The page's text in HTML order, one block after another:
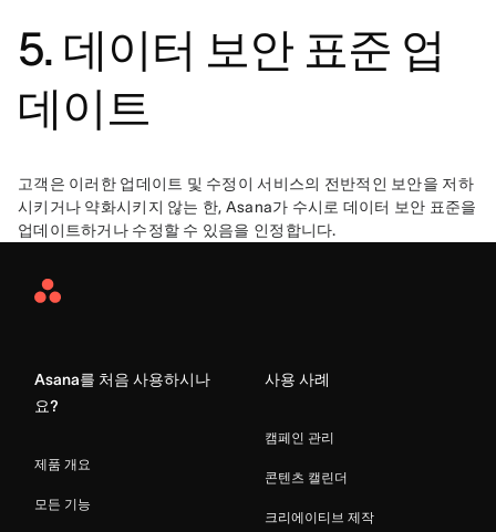
5. 데이터 보안 표준 업
데이트
고객은 이러한 업데이트 및 수정이 서비스의 전반적인 보안을 저하
시키거나 약화시키지 않는 한, Asana가 수시로 데이터 보안 표준을
업데이트하거나 수정할 수 있음을 인정합니다.
Asana
Asana를 처음 사용하시나
요?
제품 개요
모든 기능
사용 사례
캠페인 관리
콘텐츠 캘린더
크리에이티브 제작